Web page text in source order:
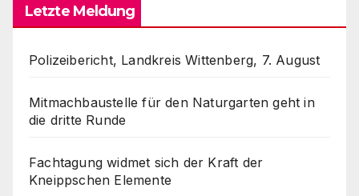
Letzte Meldung
Polizeibericht, Landkreis Wittenberg, 7. August
Mitmachbaustelle für den Naturgarten geht in
die dritte Runde
Fachtagung widmet sich der Kraft der
Kneippschen Elemente